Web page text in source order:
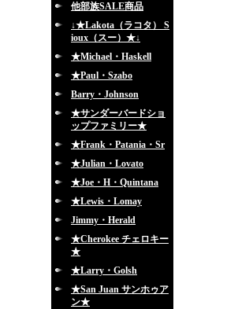
他部族SALE商品
↓★Lakota（ラコタ） S
ioux（スー）★↓
★Michael・Haskell
★Paul・Szabo
Barry・Johnson
★サンダーバードショ
ップファミリー★
★Frank・Patania・Sr
★Julian・Lovato
★Joe・H・Quintana
★Lewis・Lomay
Jimmy・Herald
★Cherokee チェロキー
★
★Larry・Golsh
★San Juan サンホゥア
ン★